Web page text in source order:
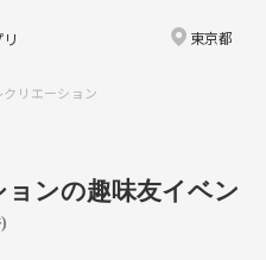
東京都
クリエーション
ンの趣味友イベン